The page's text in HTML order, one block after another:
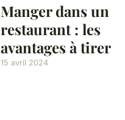
Manger dans un
restaurant : les
avantages à tirer
15 avril 2024